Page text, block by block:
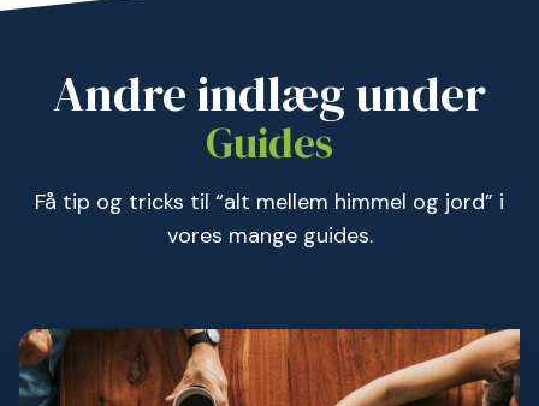
Andre indlæg under
Guides
Få tip og tricks til “alt mellem himmel og jord” i
vores mange guides.